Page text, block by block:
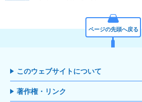
ページの先頭へ戻る
このウェブサイトについて
著作権・リンク